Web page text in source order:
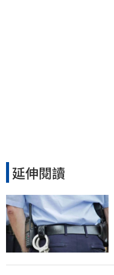
延伸閱讀